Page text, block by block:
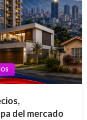
del mercado